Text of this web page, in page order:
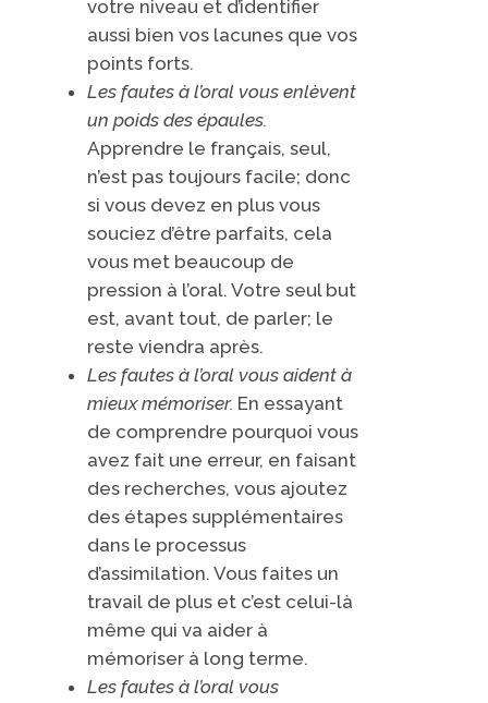
votre niveau et d’identifier
aussi bien vos lacunes que vos
points forts.
Les fautes à l’oral vous enlèvent
un poids des épaules​.
Apprendre le français, seul,
n’est pas toujours facile; donc
si vous devez en plus vous
souciez d’être parfaits, cela
vous met beaucoup de
pression à l’oral. Votre seul but
est, avant tout, de parler; le
reste viendra après.
Les fautes ​ à l’oral vous aident à
mieux mémoriser. En essayant
de comprendre pourquoi vous
avez fait une erreur, en faisant
des recherches, vous ajoutez
des étapes supplémentaires
dans le processus
d’assimilation. Vous faites un
travail de plus et c’est celui-là
même qui va aider à
mémoriser à long terme.
Les fautes à l’oral vous